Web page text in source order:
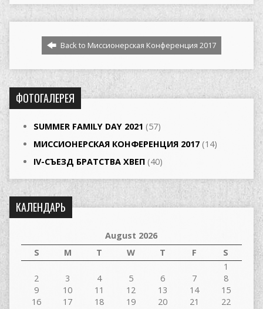
Back to Миссионерская Конференция 2017
ФОТОГАЛЕРЕЯ
SUMMER FAMILY DAY 2021 (57)
МИССИОНЕРСКАЯ КОНФЕРЕНЦИЯ 2017 (14)
IV-СЪЕЗД БРАТСТВА ХВЕП (40)
КАЛЕНДАРЬ
August 2026
S
M T W T F
S
1
2
3 4 5 6 7
8
9
10 11 12 13 14
15
16
17 18 19 20 21
22